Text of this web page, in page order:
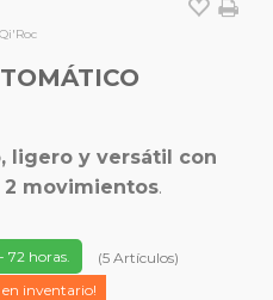
Qi'Roc
ligero y versátil con
movimientos.
72 horas. (5 Artículos)
inventario!